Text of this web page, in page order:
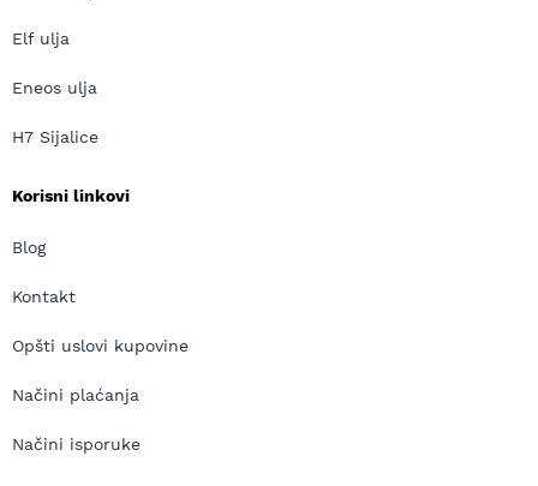
Elf ulja
Eneos ulja
H7 Sijalice
Korisni linkovi
Blog
Kontakt
Opšti uslovi kupovine
Načini plaćanja
Načini isporuke